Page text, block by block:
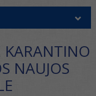
KARANTINO
NAUJOS